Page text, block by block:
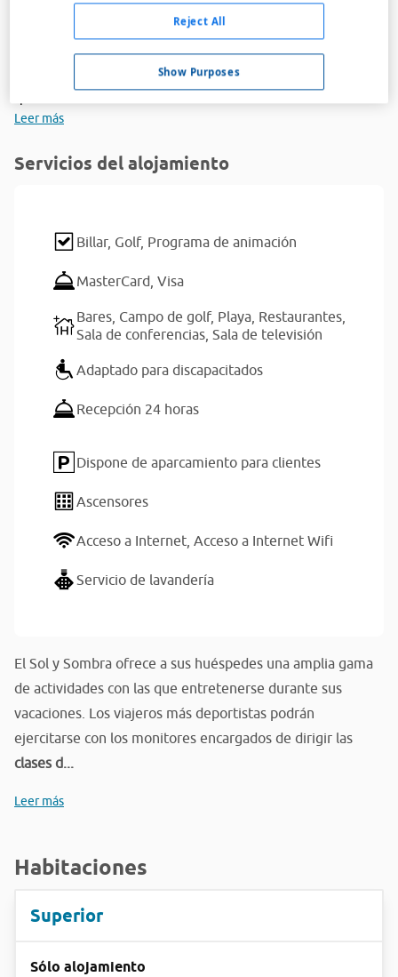
modernos de Benidorm, una de las playas de la costa
alicantina más reclamada por los turistas. Situado en
una de las zonas más apacibles del municipio, se
respira un ambiente tranquilo, perfecto para aquellos
Leer más
Servicios del alojamiento
Billar, Golf, Programa de animación
MasterCard, Visa
Bares, Campo de golf, Playa, Restaurantes,
Sala de conferencias, Sala de televisión
Adaptado para discapacitados
Recepción 24 horas
Dispone de aparcamiento para clientes
Ascensores
Acceso a Internet, Acceso a Internet Wifi
Servicio de lavandería
El Sol y Sombra ofrece a sus huéspedes una amplia gama
de actividades con las que entretenerse durante sus
vacaciones. Los viajeros más deportistas podrán
ejercitarse con los monitores encargados de dirigir las
clases d...
Leer más
Habitaciones
Superior
Sólo alojamiento
Show Purposes
Reject All